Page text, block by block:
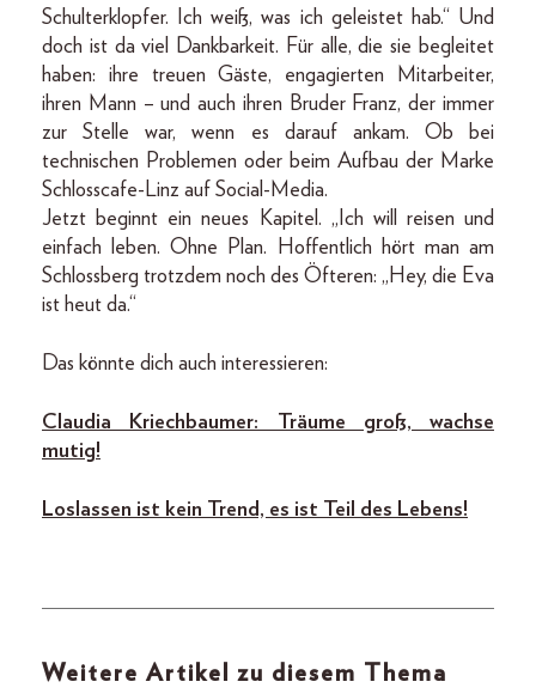
Schulterklopfer. Ich weiß, was ich geleistet hab.“ Und
doch ist da viel Dankbarkeit. Für alle, die sie begleitet
haben: ihre treuen Gäste, engagierten Mitarbeiter,
ihren Mann – und auch ihren Bruder Franz, der immer
zur Stelle war, wenn es darauf ankam. Ob bei
technischen Problemen oder beim Aufbau der Marke
Schlosscafe-Linz auf Social-Media.
Jetzt beginnt ein neues Kapitel. „Ich will reisen und
einfach leben. Ohne Plan. Hoffentlich hört man am
Schlossberg trotzdem noch des Öfteren: „Hey, die Eva
ist heut da.“
Das könnte dich auch interessieren:
Claudia Kriechbaumer: Träume groß, wachse
mutig!
Loslassen ist kein Trend, es ist Teil des Lebens!
Weitere Artikel zu diesem Thema